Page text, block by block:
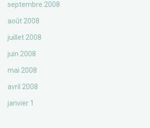
septembre 2008
août 2008
juillet 2008
juin 2008
mai 2008
avril 2008
janvier 1